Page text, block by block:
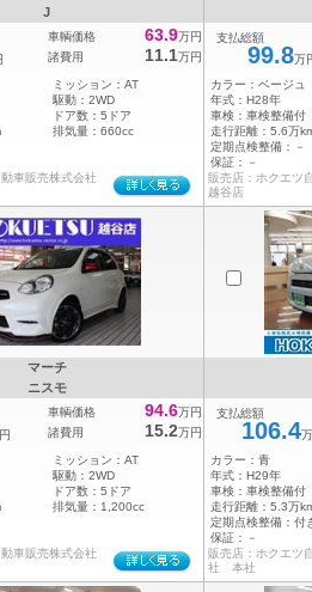
J
車輌価格 63.9万円
諸費用
11.1万円
ミッション： AT
駆動： 2WD
ドア数： 5ドア
排気量： 660cc
車販売株式会社
支払総額
99.8万
カラー： ベージュ
年式： H28年
車検： 車検整備付
走行距離： 5.6万
定期点検整備：
－
保証：
－
販売店：ホクエツ
越谷店
マーチ
ニスモ
車輌価格 94.6万円
諸費用
15.2万円
ミッション： AT
駆動： 2WD
ドア数： 5ドア
排気量： 1,200cc
車販売株式会社
支払総額
106.4
カラー： 青
年式： H29年
車検： 車検整備付
走行距離： 5.3万
定期点検整備： 付
保証：
－
販売店：ホクエツ
社 本社